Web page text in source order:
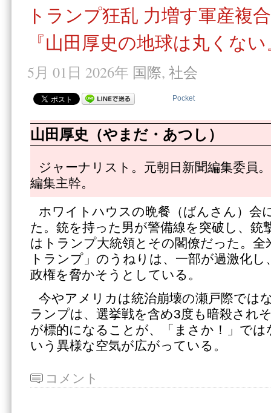
トランプ狂乱 力増す軍産複
『山田厚史の地球は丸くな
5月 01日 2026年 国際, 社会
Pocket
山田厚史（やまだ・あつし）
ジャーナリスト。元朝日新聞編集委員
編集主幹。
ホワイトハウスの晩餐（ばんさん）会
た。銃を持った男が警備線を突破し、銃
はトランプ大統領とその閣僚だった。全
トランプ」のうねりは、一部が過激化
政権を脅かそうとしている。
今やアメリカは統治崩壊の瀬戸際では
ランプは、選挙戦を含め3度も暗殺され
が標的になることが、「まさか！」で
いう異様な空気が広がっている。
コメント